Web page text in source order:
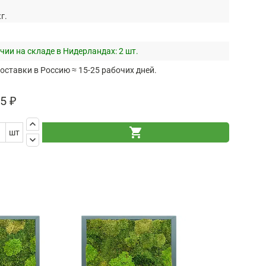
на складе в Нидерландах:2 шт.
в Россию ≈ 15-25 рабочих дней.
₽
шт
keyboard_arrow_up
keyboard_arrow_down
shopping_cart